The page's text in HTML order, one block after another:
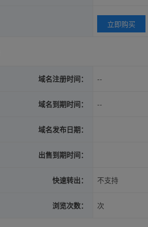
立即购买
域名注册时间： --
域名到期时间： --
域名发布日期：
出售到期时间：
快速转出： 不支持
浏览次数： 次